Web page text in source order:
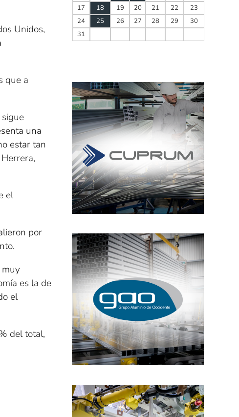
Unidos,
que a
una
estar tan
el
por
es la de
el
del total,
17
18 19 20 21 22
23
24
25 26 27 28 29
30
31